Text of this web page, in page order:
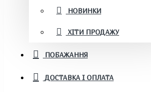
НОВИНКИ
ХІТИ ПРОДАЖУ
ПОБАЖАННЯ
ДОСТАВКА І ОПЛАТА